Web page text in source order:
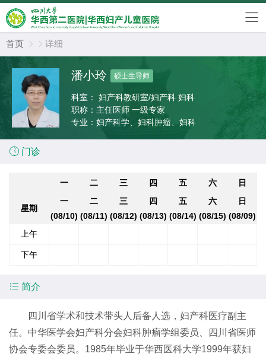
首页   详细
潘小玲 硕士生导师
科室：
妇产科教研室/妇产科 妇科
职称： 主任医师 一级专家
专业： 妇产科学、妇科肿瘤、妇科
 门诊
一 二 三 四 五 六 日
星期
一
(08/10)
二
(08/11)
三
(08/12)
四
(08/13)
五
(08/14)
六
(08/15)
日
(08/09)
上午
下午
 简介
四川省学术和技术带头人后备人选，妇产科医疗副主
任。中华医学会妇产科分会妇科肿瘤学组委员、四川省医师
协会专委会委员。1985年毕业于华西医科大学1999年获妇